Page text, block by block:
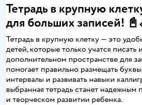
Тетрадь в крупную
для больших записей!
Тетрадь в крупную клетку — это
детей, которые только учатся писать
дополнительном пространстве для
помогает правильно размещать
интервалы и развивать навыки
выбранная тетрадь станет
и творческом развитии ребенка.